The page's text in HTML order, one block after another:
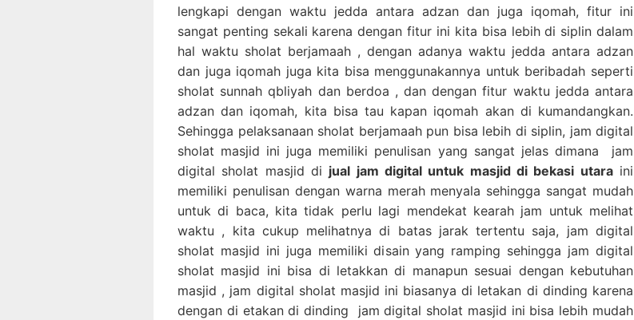
lengkapi dengan waktu jedda antara adzan dan juga iqomah, fitur ini
sangat penting sekali karena dengan fitur ini kita bisa lebih di siplin dalam
hal waktu sholat berjamaah , dengan adanya waktu jedda antara adzan
dan juga iqomah juga kita bisa menggunakannya untuk beribadah seperti
sholat sunnah qbliyah dan berdoa , dan dengan fitur waktu jedda antara
adzan dan iqomah, kita bisa tau kapan iqomah akan di kumandangkan.
Sehingga pelaksanaan sholat berjamaah pun bisa lebih di siplin, jam digital
sholat masjid ini juga memiliki penulisan yang sangat jelas dimana jam
digital sholat masjid di jual jam digital untuk masjid di bekasi utaraini
memiliki penulisan dengan warna merah menyala sehingga sangat mudah
untuk di baca, kita tidak perlu lagi mendekat kearah jam untuk melihat
waktu , kita cukup melihatnya di batas jarak tertentu saja, jam digital
sholat masjid ini juga memiliki disain yang ramping sehingga jam digital
sholat masjid ini bisa di letakkan di manapun sesuai dengan kebutuhan
masjid , jam digital sholat masjid ini biasanya di letakan di dinding karena
dengan di etakan di dinding jam digital sholat masjid ini bisa lebih mudah